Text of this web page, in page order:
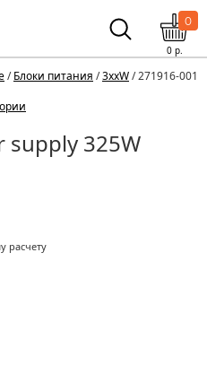
0
0р.
/Блоки питания /3xxW/ 271916-001
supply 325W
расчету